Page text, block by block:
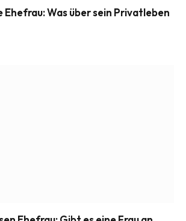
Ehefrau: Was über sein Privatleben